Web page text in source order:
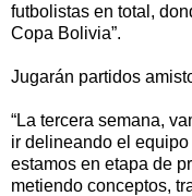
futbolistas en total,
Copa Bolivia”.
Jugarán partidos
“La tercera semana,
ir delineando el
estamos en etapa de
metiendo conceptos,